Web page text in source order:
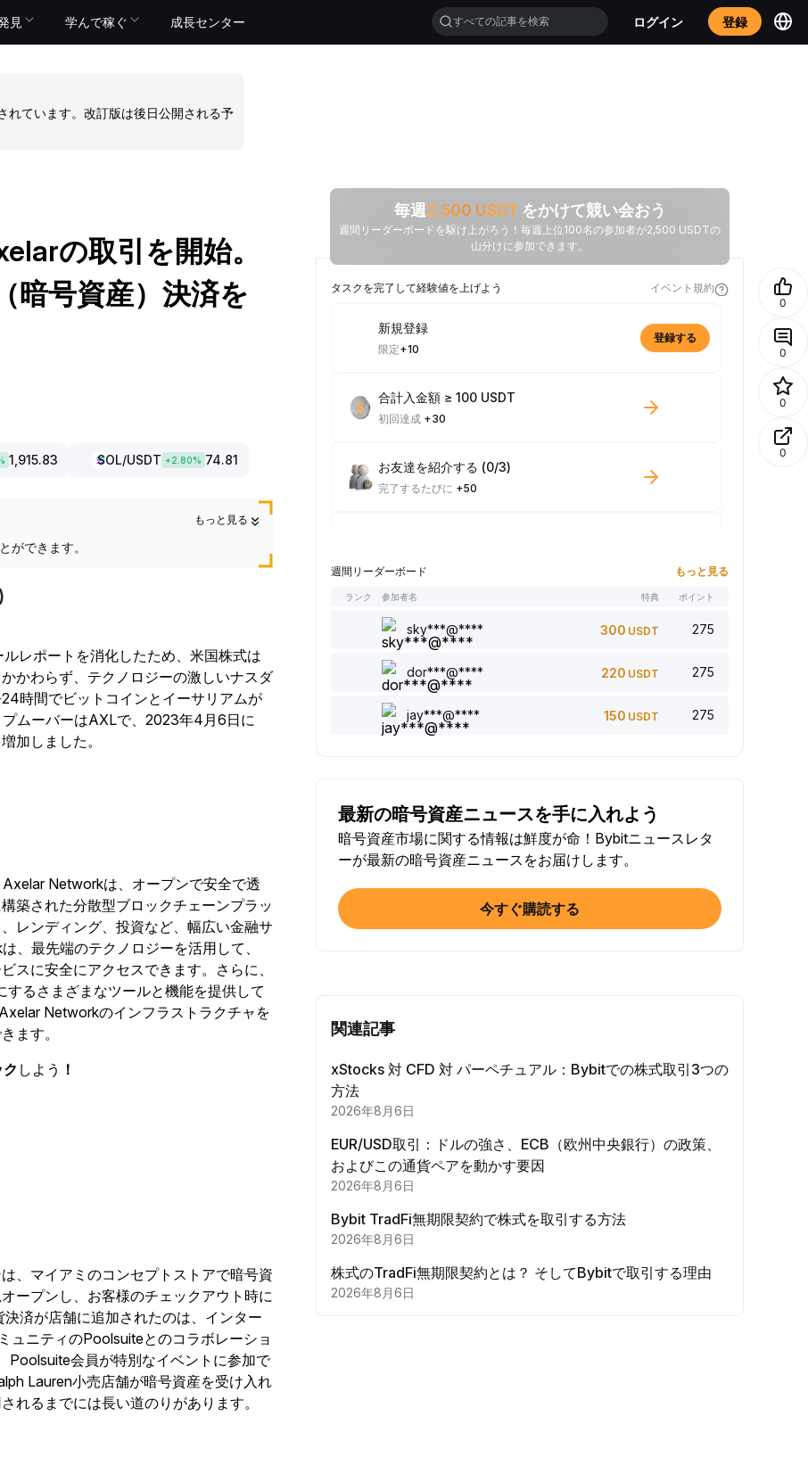
見 学んで稼ぐ 成長センター ログイン 登録
れています。改訂版は後日公開される予
の取引を開始。
暗号資産）決済を
1,915.83 SOL/USDT +2.80% 74.81
もっと見る
ができます。
レポートを消化したため、米国株式は
かわらず、テクノロジーの激しいナスダ
時間でビットコインとイーサリアムが
ムーバーはAXLで、2023年4月6日に
加しました。
Networkは、オープンで安全で透
築された分散型ブロックチェーンプラッ
レンディング、投資など、幅広い金融サ
、最先端のテクノロジーを活用して、
スに安全にアクセスできます。さらに、
るさまざまなツールと機能を提供して
Networkのインフラストラクチャを
ます。
しよう ！
、マイアミのコンセプトストアで暗号資
ープンし、お客様のチェックアウト時に
済が店舗に追加されたのは、インター
ュニティのPoolsuiteとのコラボレーショ
Poolsuite会員が特別なイベントに参加で
Lauren小売店舗が暗号資産を受け入れ
れるまでには長い道のりがあります。
毎週 2,500 USDT をかけて競い会おう
週間リーダーボードを駆け上がろう！毎週上位100名の参加者が2,500 USDTの
山分けに参加できます。
タスクを完了して経験値を上げよう イベント規約
新規登録
限定+10
登録する
合計入金額 ≥ 100 USDT
初回達成 +30
お友達を紹介する (0/3)
完了するたびに +50
読んだ記事： 0/5
完了するたびに+1
コメントを追加（0/5）
完了するたびに
SNSで記事をシェア（0/5）
完了するたびに+2
資産運用額 ≥ 10 USDT
完了するたびに
Trade Options ≥ $2000
完了するたびに
週間リーダーボード もっと見る
ランク 参加者名 特典 ポイント
sky***@**** 300 USDT 275
dor***@**** 220 USDT 275
jay***@**** 150 USDT 275
最新の暗号資産ニュースを手に入れよう
暗号資産市場に関する情報は鮮度が命！Bybitニュースレタ
ーが最新の暗号資産ニュースをお届けします。
今すぐ購読する
関連記事
xStocks 対 CFD 対 パーペチュアル：Bybitでの株式取引3つの
方法
2026年8月6日
EUR/USD取引：ドルの強さ、ECB（欧州中央銀行）の政策、
およびこの通貨ペアを動かす要因
2026年8月6日
Bybit TradFi無期限契約で株式を取引する方法
2026年8月6日
株式のTradFi無期限契約とは？ そしてBybitで取引する理由
2026年8月6日
0
0
0
0